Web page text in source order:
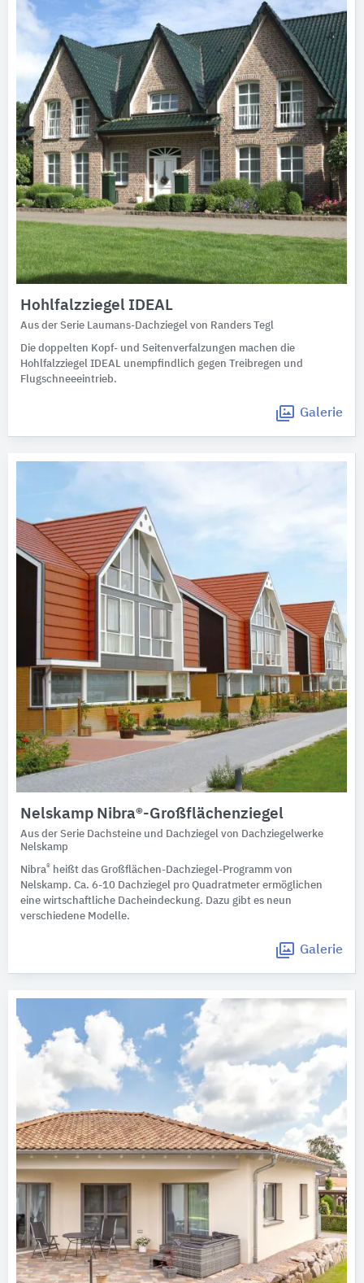
Hohlfalzziegel IDEAL
Aus der Serie Laumans-Dachziegel von Randers Tegl
Die doppelten Kopf- und Seitenverfalzungen machen die
Hohlfalzziegel IDEAL unempfindlich gegen Treibregen und
Flugschneeeintrieb.
Galerie
Nelskamp Nibra®-Großflächenziegel
Aus der Serie Dachsteine und Dachziegel von Dachziegelwerke
Nelskamp
Nibra® heißt das Großflächen-Dachziegel-Programm von
Nelskamp. Ca. 6-10 Dachziegel pro Quadratmeter ermöglichen
eine wirtschaftliche Dacheindeckung. Dazu gibt es neun
verschiedene Modelle.
Galerie